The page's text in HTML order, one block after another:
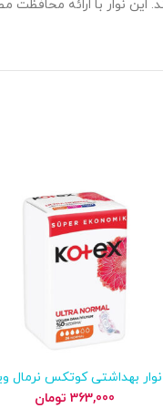
نوار با ارائه
افزودن به سبد خرید
نوار بهداشتی کوتکس نرمال
روز مدل ultra تعداد 24 عدد363,000 تومان